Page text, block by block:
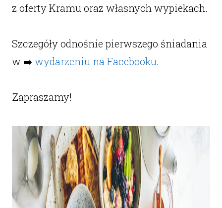
z oferty Kramu oraz własnych wypiekach.
Szczegóły odnośnie pierwszego śniadania
w ➡️ wydarzeniu na Facebooku.
Zapraszamy!